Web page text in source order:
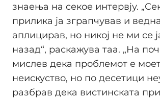
знаења на секое интервју.
прилика ја зграпчував и
аплицирав, но никој не ми се
назад“, раскажува таа. „На
мислев дека проблемот е
неискуство, но по десетици
разбрав дека вистинската